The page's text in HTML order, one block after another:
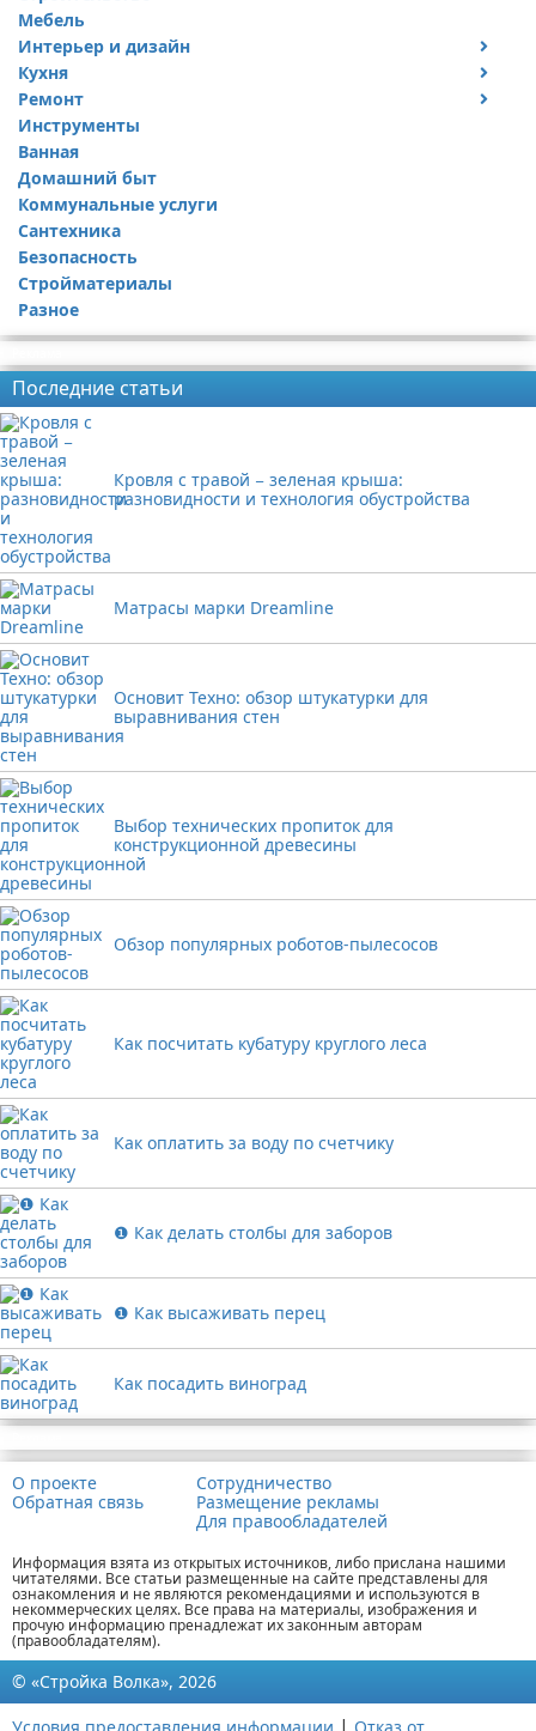
Мебель
Интерьер и дизайн
Дизайн дачи
Дизайн квартиры
Кухня
Посуда
Ремонт
Ремонт дачи
Ремонт квартиры
Инструменты
Ванная
Домашний быт
Коммунальные услуги
Сантехника
Безопасность
Стройматериалы
Разное
Последние статьи
Кровля с травой − зеленая крыша:
разновидности и технология обустройства
Матрасы марки Dreamline
Основит Техно: обзор штукатурки для
выравнивания стен
Выбор технических пропиток для
конструкционной древесины
Обзор популярных роботов-пылесосов
Как посчитать кубатуру круглого леса
Как оплатить за воду по счетчику
❶ Как делать столбы для заборов
❶ Как высаживать перец
Как посадить виноград
О проекте
Обратная связь
Сотрудничество
Размещение рекламы
Для правообладателей
Информация взята из открытых источников, либо прислана нашими
читателями. Все статьи размещенные на сайте представлены для
ознакомления и не являются рекомендациями и используются в
некоммерческих целях. Все права на материалы, изображения и
прочую информацию пренадлежат их законным авторам
(правообладателям).
© «Стройка Волка», 2026